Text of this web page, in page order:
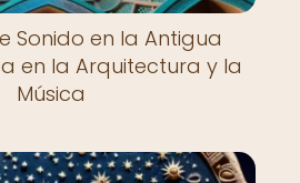
Sonido en la Antigua
en la Arquitectura y la
Música